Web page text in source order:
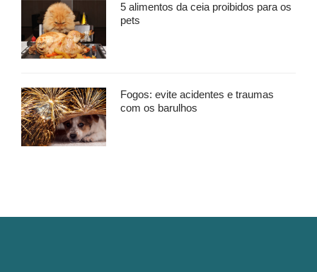
5 alimentos da ceia proibidos para os
pets
Fogos: evite acidentes e traumas
com os barulhos